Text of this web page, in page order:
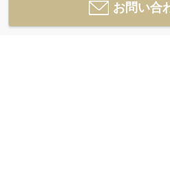
お問い合